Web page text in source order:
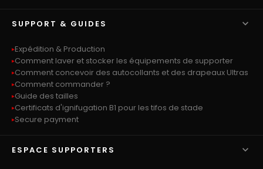
SUPPORT & GUIDES 
Expédition & Production
Comment laver et stocker les équipements de supporter
Comment concevoir des autocollants et des drapeaux Ultras
Comment commander ?
Guide des tailles
Certificats d'ignifugation B1 pour les tifos de stade
Secure payment
ESPACE SUPPORTERS 